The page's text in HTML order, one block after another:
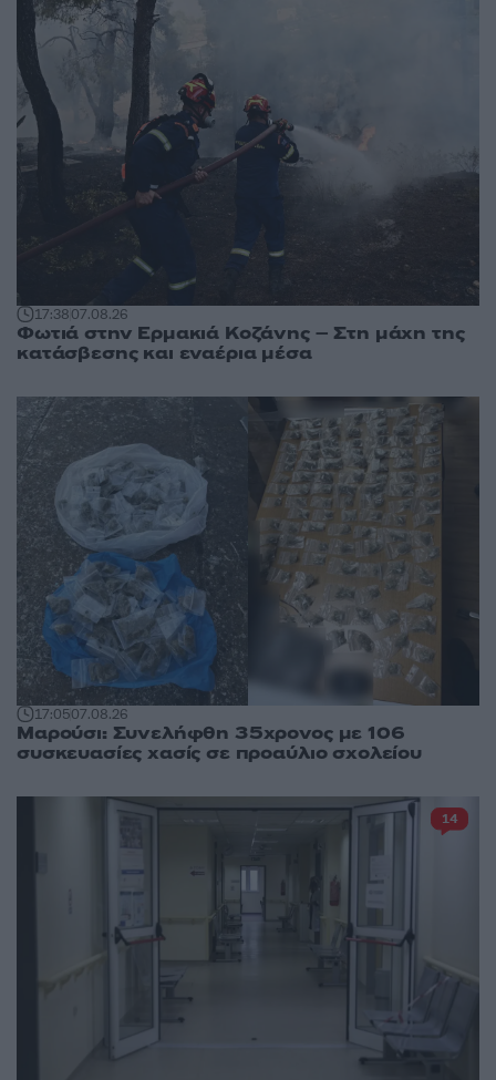
17:3807.08.26
Φωτιά στην Ερμακιά Κοζάνης – Στη μάχη της
κατάσβεσης και εναέρια μέσα
17:0507.08.26
Μαρούσι: Συνελήφθη 35χρονος με 106
συσκευασίες χασίς σε προαύλιο σχολείου
14